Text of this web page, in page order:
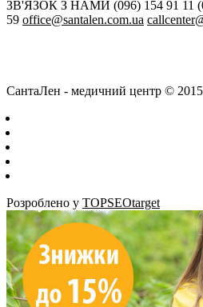
ЗВ'ЯЗОК З НАМИ (096) 154 91 11
59 office@santalen.com.ua
СантаЛен - медичний центр ©
Розроблено у TOPSEOtarget